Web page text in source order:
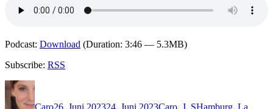
Podcast: Download (Duration: 3:46 — 5.3MB)
Subscribe: RSS
Autor
Caro26. Juni 202324. Juni 2023Caro, J, SHamburg, La